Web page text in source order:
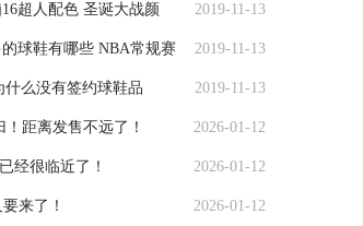
2019-11-13
超人配色 圣诞大战颜
2019-11-13
球鞋有哪些 NBA常规赛
2019-11-13
么没有签约球鞋品
2026-01-12
距离发售不远了！
2026-01-12
经很临近了！
2026-01-12
来了！